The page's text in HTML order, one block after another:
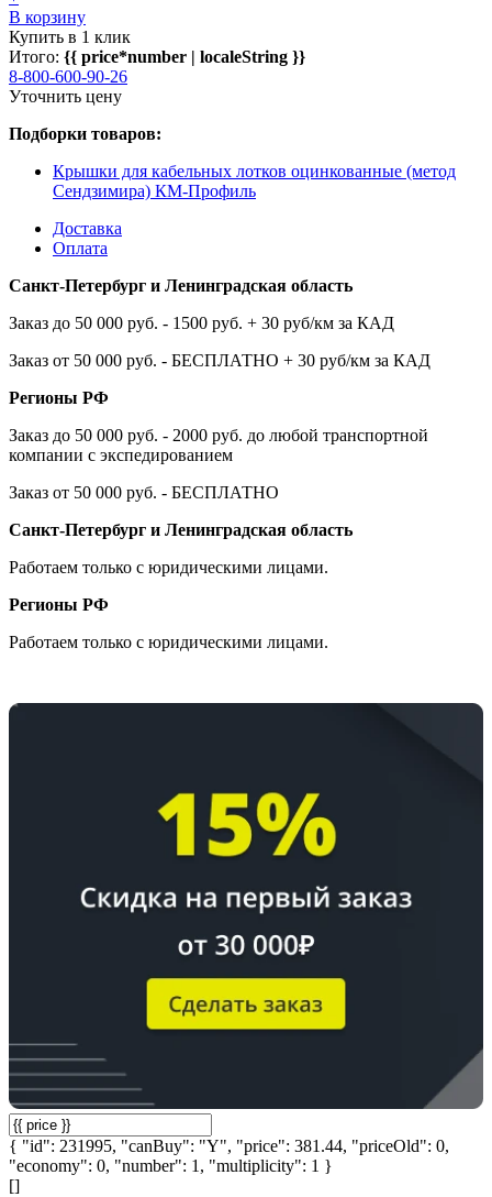
В корзину
Купить в 1 клик
Итого: {{ price*number | localeString }}
8-800-600-90-26
Уточнить цену
Подборки товаров:
Крышки для кабельных лотков оцинкованные (метод
Сендзимира) КМ-Профиль
Доставка
Оплата
Санкт-Петербург и Ленинградская область
Заказ до 50 000 руб. - 1500 руб. + 30 руб/км за КАД
Заказ от 50 000 руб. - БЕСПЛАТНО + 30 руб/км за КАД
Регионы РФ
Заказ до 50 000 руб. - 2000 руб. до любой транспортной
компании с экспедированием
Заказ от 50 000 руб. - БЕСПЛАТНО
Санкт-Петербург и Ленинградская область
Работаем только с юридическими лицами.
Регионы РФ
Работаем только с юридическими лицами.
{ "id": 231995, "canBuy": "Y", "price": 381.44, "priceOld": 0,
"economy": 0, "number": 1, "multiplicity": 1 }
[]